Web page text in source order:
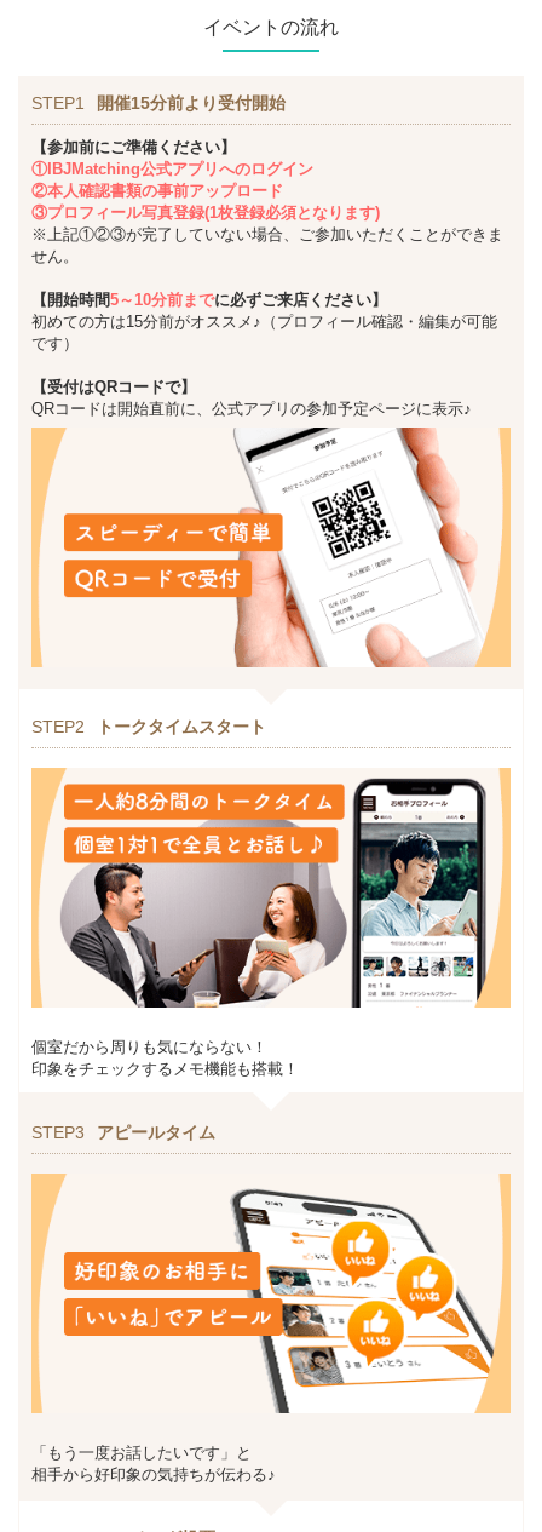
イベントの流れ
STEP1 開催15分前より受付開始
【参加前にご準備ください】
①IBJMatching公式アプリへのログイン
②本人確認書類の事前アップロード
③プロフィール写真登録(1枚登録必須となります)
※上記①②③が完了していない場合、ご参加いただくことができま
せん。
【開始時間5～10分前までに必ずご来店ください】
初めての方は15分前がオススメ♪（プロフィール確認・編集が可能
です）
【受付はQRコードで】
QRコードは開始直前に、公式アプリの参加予定ページに表示♪
STEP2 トークタイムスタート
個室だから周りも気にならない！
印象をチェックするメモ機能も搭載！
STEP3 アピールタイム
「もう一度お話したいです」と
相手から好印象の気持ちが伝わる♪